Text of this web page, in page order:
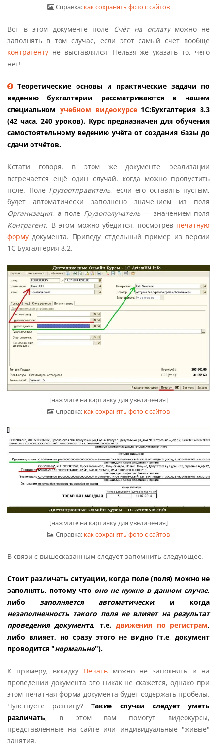
Справка: как сохранять фото с сайтов
Вот в этом документе поле Счёт на оплатуможно не
заполнять в том случае, если этот самый счет вообще
контрагенту не выставлялся. Нельзя же указать то, чего
нет!
Теоретические основы и практические задачи по
ведению бухгалтерии рассматриваются в нашем
специальном учебном видеокурсе1С:Бухгалтерия 8.3
(42 часа, 240 уроков). Курс предназначен для обучения
самостоятельному ведению учёта от создания базы до
сдачи отчётов.
Кстати говоря, в этом же документе реализации
встречается ещё один случай, когда можно пропустить
поле. Поле Грузоотправитель, если его оставить пустым,
будет автоматически заполнено значением из поля
Организация, а поле Грузополучатель— значением поля
Контрагент. В этом можно убедится, посмотрев печатную
форму документа. Приведу отдельный пример из версии
1С Бухгалтерия 8.2.
[нажмите на картинку для увеличения]
Справка: как сохранять фото с сайтов
[нажмите на картинку для увеличения]
Справка: как сохранять фото с сайтов
В связи с вышесказанным следует запомнить следующее.
Стоит различать ситуации, когда поле (поля) можно не
заполнять, потому что оно не нужно в данном случае,
либо заполняется автоматически, и когда
незаполненность такого поля не влияет на результат
проведения документа, т.е.движения по регистрам,
либо влияет, но сразу этого не видно (т.е. документ
проводится "нормально").
К примеру, вкладку Печать можно не заполнять и на
проведении документа это никак не скажется, однако при
этом печатная форма документа будет содержать пробелы.
Чувствуете разницу?Такие случаи следует уметь
различать, в этом вам помогут видеокурсы,
представленные на сайте или индивидуальные "живые"
занятия.